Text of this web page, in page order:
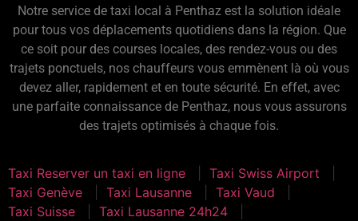
Notre service de taxi local à Penthaz est la solution idéale
pour tous vos déplacements quotidiens dans la région. Que
ce soit pour des courses locales, des rendez-vous ou des
trajets ponctuels, nos chauffeurs vous emmènent là où vous
devez aller, rapidement et en toute sécurité. En effet, avec
une parfaite connaissance de Penthaz, nous vous assurons
des trajets optimisés à chaque fois.
Taxi Reserver un taxi en ligne
Taxi Swiss Airport
Taxi Genève
Taxi Lausanne
Taxi Vaud
Taxi Suisse
Taxi Lausanne 24h24